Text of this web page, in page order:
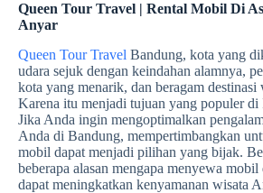
Queen Tour Travel | Rental Mobil Di
Anyar
Queen Tour Travel Bandung, kota yang
udara sejuk dengan keindahan alamnya,
kota yang menarik, dan beragam destinasi
Karena itu menjadi tujuan yang populer di
Jika Anda ingin mengoptimalkan
Anda di Bandung, mempertimbangkan
mobil dapat menjadi pilihan yang bijak.
beberapa alasan mengapa menyewa
dapat meningkatkan kenyamanan wisata